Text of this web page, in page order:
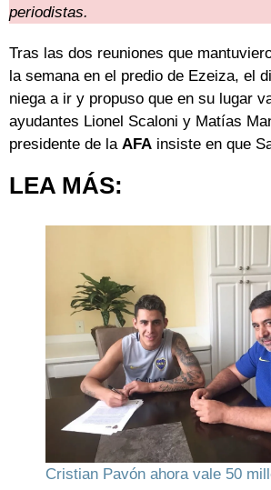
periodistas.
Tras las dos reuniones que
la semana en el predio de Ezeiza, el
niega a ir y propuso que en su lugar
ayudantes Lionel Scaloni y Matías
presidente de la AFA insiste en que
LEA MÁS:
Cristian Pavón ahora vale 50